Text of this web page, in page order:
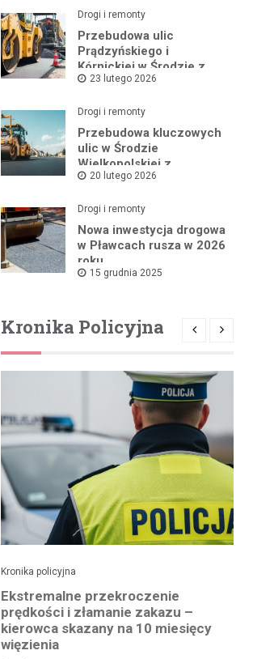
Drogi i remonty
Przebudowa ulic
Prądzyńskiego i
Kórnickiej w Środzie z
rządowym wsparciem
23 lutego 2026
Drogi i remonty
Przebudowa kluczowych
ulic w Środzie
Wielkopolskiej z
rządowym wsparciem
20 lutego 2026
Drogi i remonty
Nowa inwestycja drogowa
w Pławcach rusza w 2026
roku
15 grudnia 2025
Kronika Policyjna
Kronika policyjna
Ekstremalne przekroczenie
prędkości i złamanie zakazu –
kierowca skazany na 10 miesięcy
więzienia